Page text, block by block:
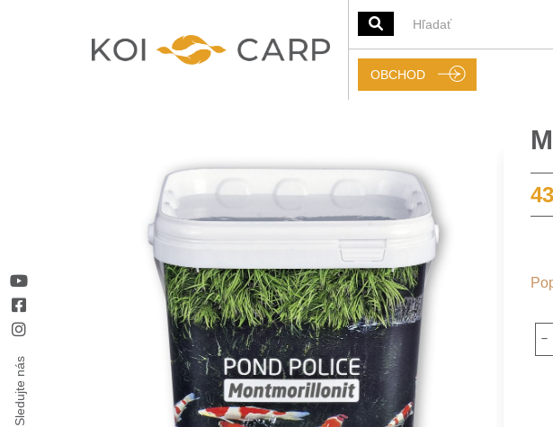
OBCHOD
Sledujte nás